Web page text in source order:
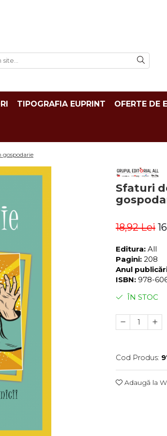
TIPOGRAFIA EUPRINT OFERTE DE
gospodarie
Sfaturi
18,92 Lei
Editura: All
Pagini: 208
Anul
ISBN: 978-
ÎN STOC
Cod Produs:
Adaugă la